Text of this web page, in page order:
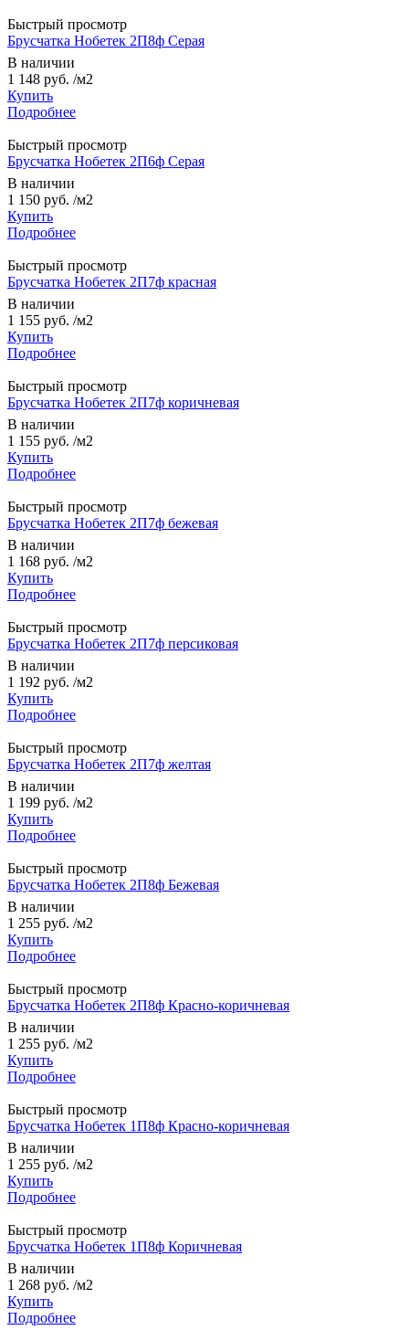
Быстрый просмотр
Брусчатка Нобетек 2П8ф Серая
В наличии
1 148 руб. /м2
Купить
Подробнее
Быстрый просмотр
Брусчатка Нобетек 2П6ф Серая
В наличии
1 150 руб. /м2
Купить
Подробнее
Быстрый просмотр
Брусчатка Нобетек 2П7ф красная
В наличии
1 155 руб. /м2
Купить
Подробнее
Быстрый просмотр
Брусчатка Нобетек 2П7ф коричневая
В наличии
1 155 руб. /м2
Купить
Подробнее
Быстрый просмотр
Брусчатка Нобетек 2П7ф бежевая
В наличии
1 168 руб. /м2
Купить
Подробнее
Быстрый просмотр
Брусчатка Нобетек 2П7ф персиковая
В наличии
1 192 руб. /м2
Купить
Подробнее
Быстрый просмотр
Брусчатка Нобетек 2П7ф желтая
В наличии
1 199 руб. /м2
Купить
Подробнее
Быстрый просмотр
Брусчатка Нобетек 2П8ф Бежевая
В наличии
1 255 руб. /м2
Купить
Подробнее
Быстрый просмотр
Брусчатка Нобетек 2П8ф Красно-коричневая
В наличии
1 255 руб. /м2
Купить
Подробнее
Быстрый просмотр
Брусчатка Нобетек 1П8ф Красно-коричневая
В наличии
1 255 руб. /м2
Купить
Подробнее
Быстрый просмотр
Брусчатка Нобетек 1П8ф Коричневая
В наличии
1 268 руб. /м2
Купить
Подробнее